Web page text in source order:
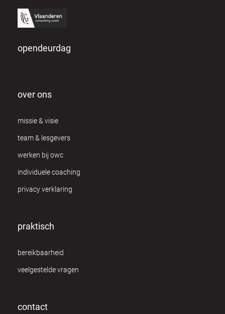
opendeurdag
over ons
missie & visie
team & lesgevers
werken bij owc
individuele coaching
privacy verklaring
praktisch
bereikbaarheid
veelgestelde vragen
contact